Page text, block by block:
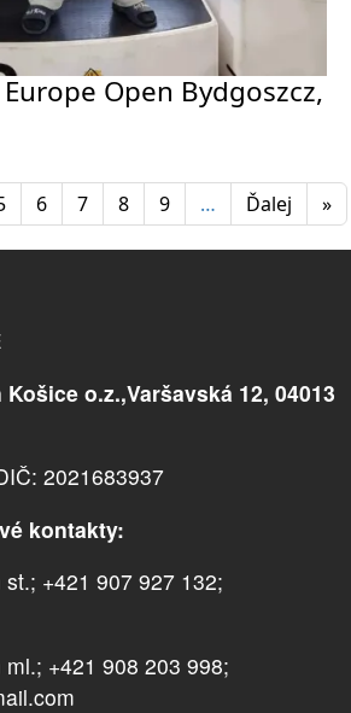
Open Bydgoszcz,
6 7 8 9 … Ďalej »
o.z.,Varšavská 12, 04013
2021683937
kontakty:
+421 907 927 132;
+421 908 203 998;